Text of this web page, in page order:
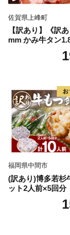
佐賀県上峰町
【訳あり】《訳
mm かみ牛タン
福岡県中間市
(訳あり)博多若杉
ット2人前×5回分